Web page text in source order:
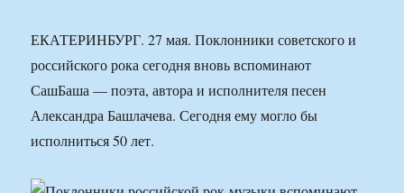
ЕКАТЕРИНБУРГ. 27 мая. Поклонники советского и
российского рока сегодня вновь вспоминают
СашБаша — поэта, автора и исполнителя песен
Александра Башлачева. Сегодня ему могло бы
исполниться 50 лет.